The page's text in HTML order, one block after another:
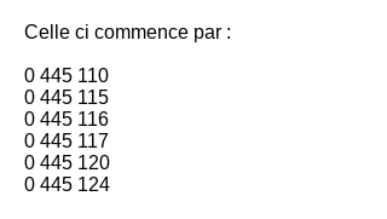
Celle ­ci commence par :
0 445 110
0 445 115
0 445 116
0 445 117
0 445 120
0 445 124